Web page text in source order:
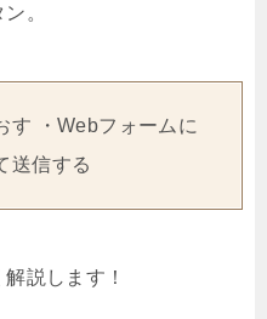
。
す ・Webフォームに
送信する
説します！